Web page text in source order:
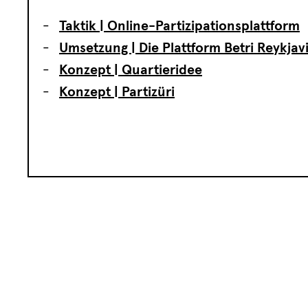
Taktik | Online-Partizipationsplattform
Umsetzung | Die Plattform Betri
Konzept | Quartieridee
Konzept | Partizüri